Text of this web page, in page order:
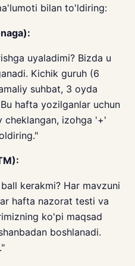
bilan to'ldiring:
uyaladimi? Bizda u
Kichik guruh (6
suhbat, 3 oyda
hafta yozilganlar uchun
cheklangan, izohga '+'
kerakmi? Har mavzuni
hafta nazorat testi va
ko'pi maqsad
boshlanadi.